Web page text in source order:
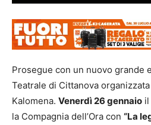
Prosegue con un nuovo grande
Teatrale di Cittanova organizzata
Kalomena. Venerdì 26 gennaio
la Compagnia dell’Ora con “La